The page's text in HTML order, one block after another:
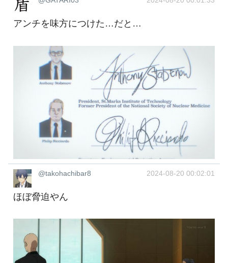
アンチを味方につけた…だと…
@takohachibar8 2024-08-20 00:02:01
ほぼ脅迫やん